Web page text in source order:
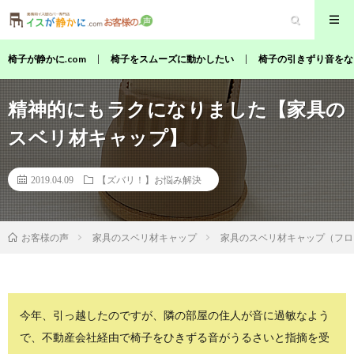
椅子が静かに.com 椅子をスムーズに動かしたい 椅子の引きずり音を
精神的にもラクになりました【家具の
スベリ材キャップ】
2019.04.09 【ズバリ！】お悩み解決
お客様の声 家具のスベリ材キャップ 家具のスベリ材キャップ（フ
今年、引っ越したのですが、隣の部屋の住人が音に過敏なよう
で、不動産会社経由で椅子をひきずる音がうるさいと指摘を受